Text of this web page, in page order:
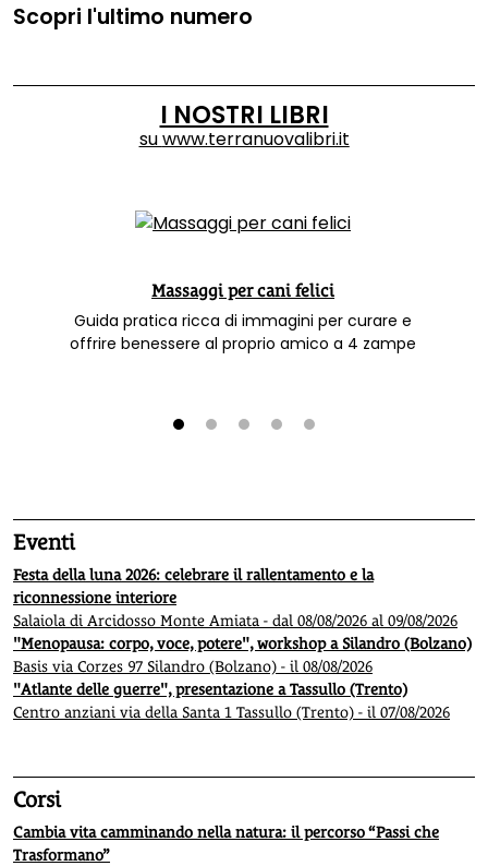
Scopri l'ultimo numero
I NOSTRI LIBRI
suwww.terranuovalibri.it
Massaggi per cani felici
Guida pratica ricca di immagini per curare e
offrire benessere al proprio amico a 4 zampe
Eventi
Festa della luna 2026: celebrare il rallentamento e la
riconnessione interiore
Salaiola di Arcidosso Monte Amiata - dal 08/08/2026 al 09/08/2026
"Menopausa: corpo, voce, potere", workshop a Silandro (Bolzano)
Basis via Corzes 97 Silandro (Bolzano) - il 08/08/2026
"Atlante delle guerre", presentazione a Tassullo (Trento)
Centro anziani via della Santa 1 Tassullo (Trento) - il 07/08/2026
Corsi
Cambia vita camminando nella natura: il percorso “Passi che
Trasformano”